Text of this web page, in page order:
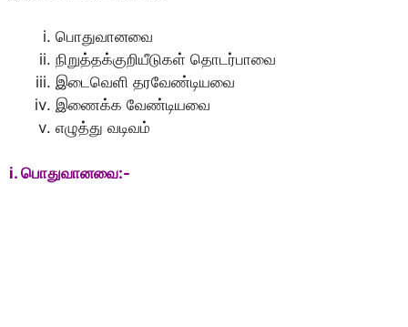
பொதுவானவை
நிறுத்தக்குறியீடுகள் தொடர்பாவை
இடைவெளி தரவேண்டியவை
இணைக்க வேண்டியவை
எழுத்து வடிவம்
i. பொதுவானவை:-